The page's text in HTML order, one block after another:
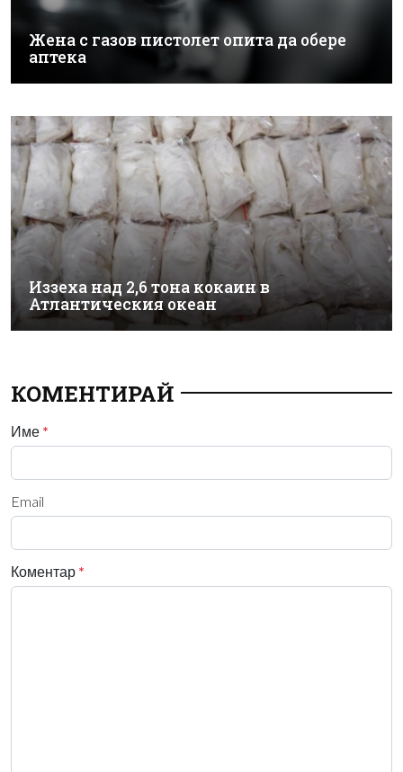
Жена с газов пистолет опита да обере
аптека
Иззеха над 2,6 тона кокаин в
Атлантическия океан
КОМЕНТИРАЙ
Име *
Email
Коментар *